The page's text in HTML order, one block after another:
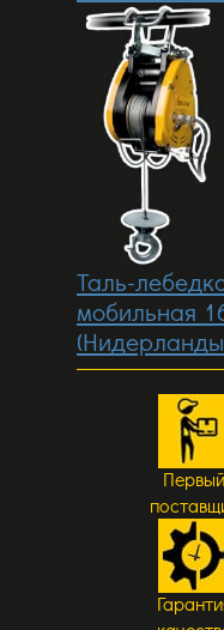
Таль-
мобильная
Первый